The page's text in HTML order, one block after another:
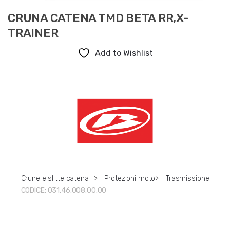
CRUNA CATENA TMD BETA RR,X-
TRAINER
Add to Wishlist
Crune e slitte catena > Protezioni moto>
Trasmissione
CODICE: 031.46.008.00.00